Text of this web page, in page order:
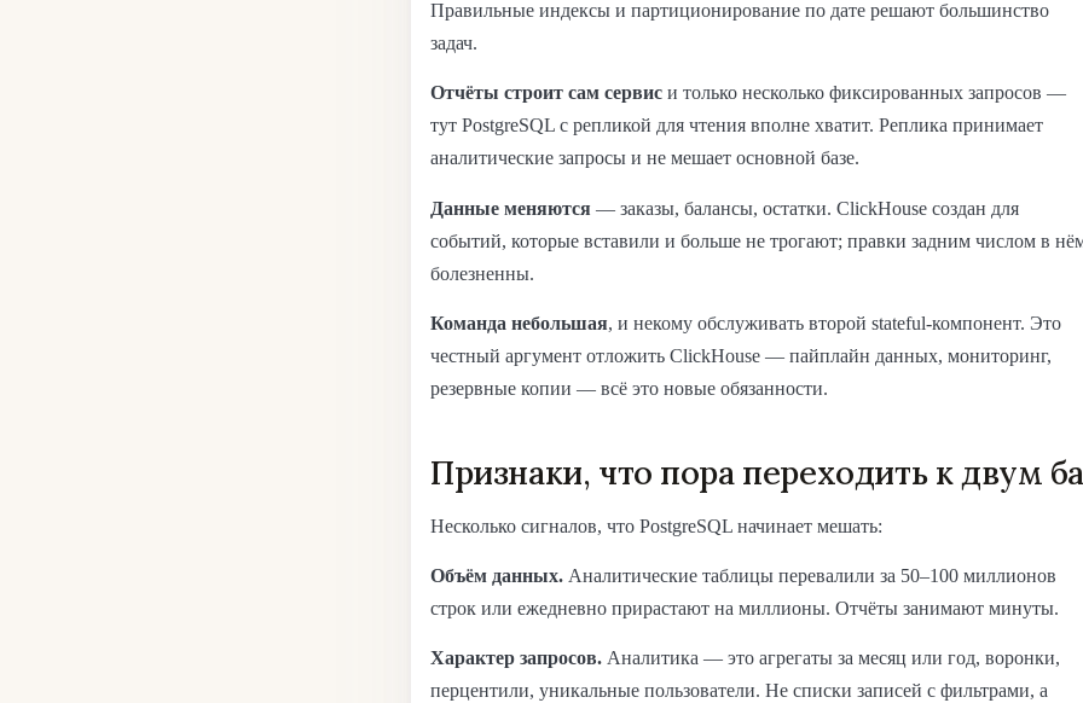
Правильные индексы и партиционирование по дате решают большинство
задач.
Отчёты строит сам сервис и только несколько фиксированных запросов —
тут PostgreSQL с репликой для чтения вполне хватит. Реплика принимает
аналитические запросы и не мешает основной базе.
Данные меняются — заказы, балансы, остатки. ClickHouse создан для
событий, которые вставили и больше не трогают; правки задним числом в
болезненны.
Команда небольшая, и некому обслуживать второй stateful-компонент. Это
честный аргумент отложить ClickHouse — пайплайн данных, мониторинг,
резервные копии — всё это новые обязанности.
Признаки, что пора переходить к двум
Несколько сигналов, что PostgreSQL начинает мешать:
Объём данных. Аналитические таблицы перевалили за 50–100 миллионов
строк или ежедневно прирастают на миллионы. Отчёты занимают минуты.
Характер запросов. Аналитика — это агрегаты за месяц или год, воронки,
перцентили, уникальные пользователи. Не списки записей с фильтрами, а